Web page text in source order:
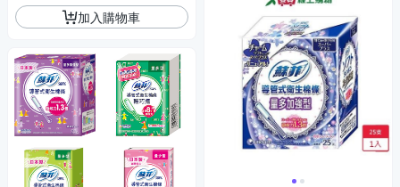
加入購物車